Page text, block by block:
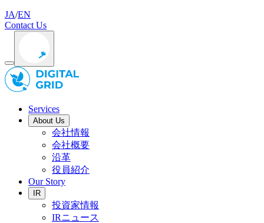
JA/EN
Contact Us
Services
About Us
会社情報
会社概要
沿革
役員紹介
Our Story
IR
投資家情報
IRニュース